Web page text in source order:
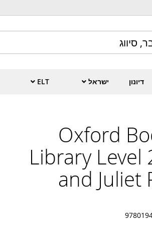
דיונון ישראל ELT
Oxford
Library Level
and Juliet